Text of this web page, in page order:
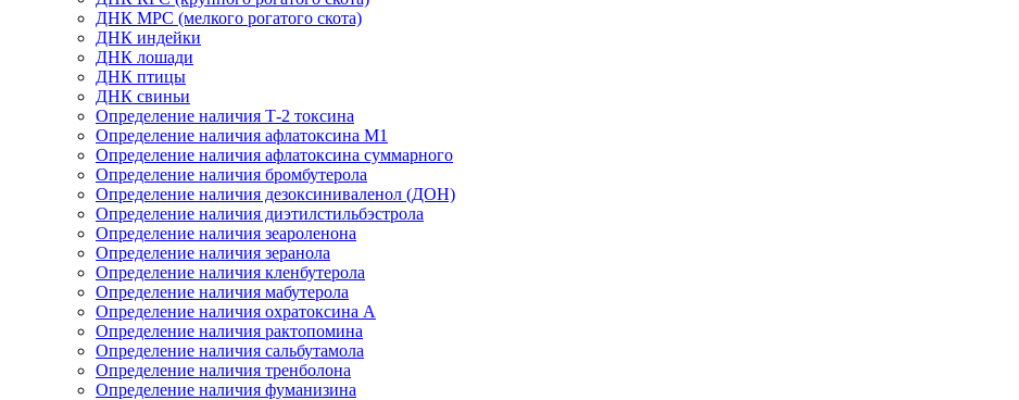
ДНК МРС (мелкого рогатого скота)
ДНК индейки
ДНК лошади
ДНК птицы
ДНК свиньи
Определение наличия Т-2 токсина
Определение наличия афлатоксина М1
Определение наличия афлатоксина суммарного
Определение наличия бромбутерола
Определение наличия дезоксиниваленол (ДОН)
Определение наличия диэтилстильбэстрола
Определение наличия зеароленона
Определение наличия зеранола
Определение наличия кленбутерола
Определение наличия мабутерола
Определение наличия охратоксина А
Определение наличия рактопомина
Определение наличия сальбутамола
Определение наличия тренболона
Определение наличия фуманизина